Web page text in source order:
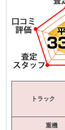
トラック
重機